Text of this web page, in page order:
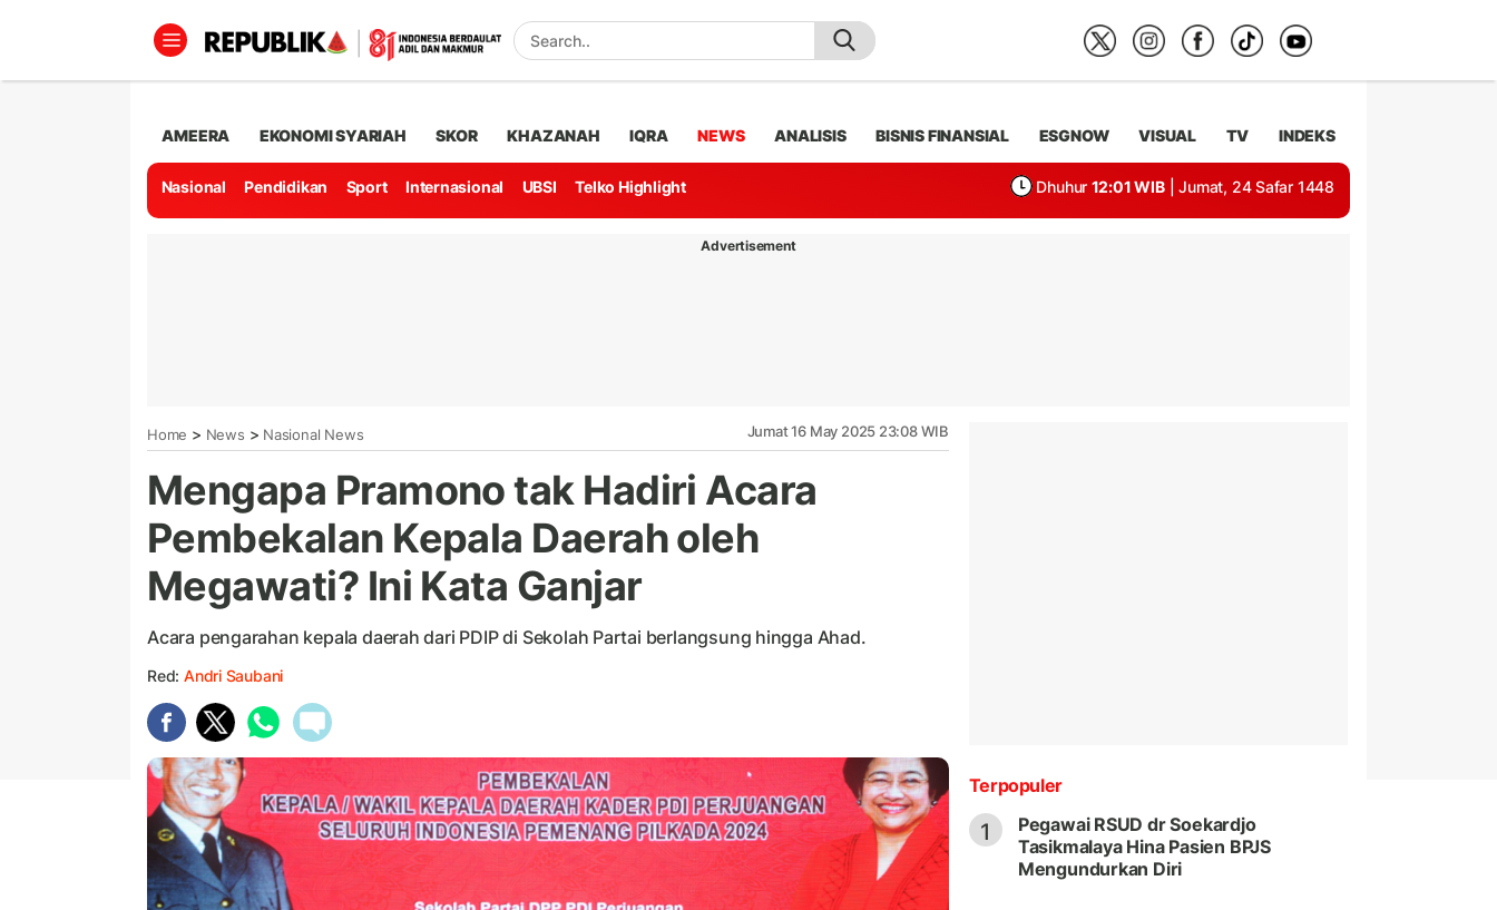
AMEERA EKONOMI SYARIAH SKOR KHAZANAH IQRA NEWS ANALISIS BISNIS FINANSIAL ESGNOW VISUAL TV INDEKS
Nasional Pendidikan Sport Internasional UBSI Telko Highlight Dhuhur 12:01 WIB | Jumat, 24 Safar 1448
Advertisement
Home > News > Nasional News Jumat 16 May 2025 23:08 WIB
Mengapa Pramono tak Hadiri Acara
Pembekalan Kepala Daerah oleh
Megawati? Ini Kata Ganjar
Acara pengarahan kepala daerah dari PDIP di Sekolah Partai berlangsung hingga Ahad.
Red: Andri Saubani
Terpopuler
1
Pegawai RSUD dr Soekardjo
Tasikmalaya Hina Pasien BPJS
Mengundurkan Diri